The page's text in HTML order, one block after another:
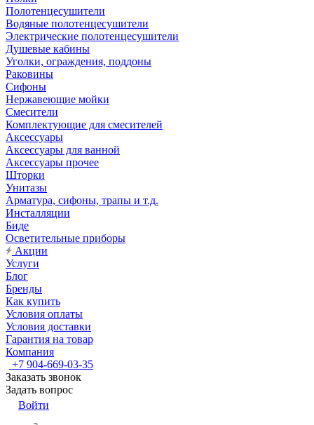
Полотенцесушители
Водяные полотенцесушители
Электрические полотенцесушители
Душевые кабины
Уголки, ограждения, поддоны
Раковины
Сифоны
Нержавеющие мойки
Смесители
Комплектующие для смесителей
Аксессуары
Аксессуары для ванной
Аксессуары прочее
Шторки
Унитазы
Арматура, сифоны, трапы и т.д.
Инсталляции
Биде
Осветительные приборы
Акции
Услуги
Блог
Бренды
Как купить
Условия оплаты
Условия доставки
Гарантия на товар
Компания
+7 904-669-03-35
Заказать звонок
Задать вопрос
Войти